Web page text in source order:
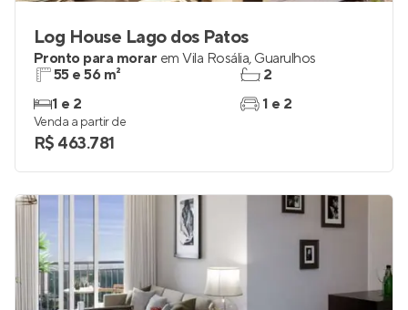
Log House Lago dos Patos
Pronto para morar em Vila Rosália, Guarulhos
55 e 56 m²
1 e 2
2
1 e 2
Venda a partir de
R$ 463.781